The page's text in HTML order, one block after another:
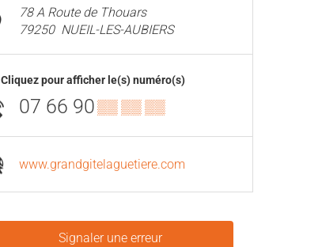
78 A Route de Thouars
79250 NUEIL-LES-AUBIERS
Cliquez pour afficher le(s) numéro(s)
07 66 90▒▒ ▒▒ ▒▒
www.grandgitelaguetiere.com
Signaler une erreur